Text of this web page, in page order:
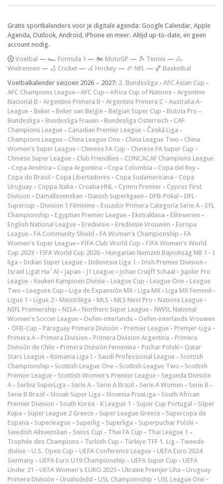
Gratis sportkalenders voor je digitale agenda: Google Calendar, Apple
Agenda, Outlook, Android, iPhone en meer. Altijd up-to-date, en geen
account nodig.
Voetbal — 🏎️ Formula 1 — 🏍 MotoGP — 🎾 Tennis — 🚴
Wielrennen — 🏏 Cricket — 🏑 Hockey — 🏈 NFL — 🏀 Basketbal
Voetbalkalender seizoen 2026 – 2027: 2. Bundesliga - AFC Asian Cup -
AFC Champions League - AFC Cup - Africa Cup of Nations - Argentine
Nacional B - Argentine Primera B - Argentine Primera C - Australia A-
League - Beker - Beker van België - Belgian Super Cup - Botola Pro -
Bundesliga - Bundesliga Frauen - Bundesliga Österreich - CAF
Champions League - Canadian Premier League - Česká Liga -
Champions League - China League One - China League Two - China
Women's Super League - Chinese FA Cup - Chinese FA Super Cup -
Chinese Super League - Club Friendlies - CONCACAF Champions League
- Copa América - Copa Argentina - Copa Colombia - Copa del Rey -
Copa do Brasil - Copa Libertadores - Copa Sudamericana - Copa
Uruguay - Coppa Italia - Croatia HNL - Cymru Premier - Cyprus First
Division - Damallsvenskan - Danish Superligaen - DFB-Pokal - DFL-
Supercup - Division 1 Féminine - Ecuador Primera Categoría Serie A - EFL
Championship - Egyptian Premier League - Ekstraklasa - Eliteserien -
English National League - Eredivisie - Eredivisie Vrouwen - Europa
League - FA Community Shield - FA Women's Championship - FA
Women's Super League - FIFA Club World Cup - FIFA Women's World
Cup 2023 - FIFA World Cup 2026 - Hungarian Nemzeti Bajnokság NB 1 - I
liga - Indian Super League - Indonesia Liga 1 - Irish Premier Division -
Israel Ligat Ha`Al - Japan - J1 League - Johan Cruijff Schaal - Jupiler Pro
League - Keuken Kampioen Divisie - League Cup - League One - League
Two - Leagues Cup - Liga de Expansión MX - Liga MX - Liga MX Femenil -
Ligue 1 - Ligue 2 - Meistriliiga - MLS - MLS Next Pro - Nations League -
NIFL Premiership - NISA - Northern Super League - NWSL National
Women's Soccer League - Oefen-interlands - Oefen-interlands Vrouwen
- ÖFB-Cup - Paraguay Primera División - Premier League - Premjer-Liga -
Primera A - Primera Division - Primera Division Argentina - Primera
División de Chile - Primera División Femenina - Puchar Polski - Qatar
Stars League - Romania Liga I - Saudi Professional League - Scottish
Championship - Scottish League One - Scottish League Two - Scottish
Premier League - Scottish Women's Premier League - Segunda División
A - Serbia SuperLiga - Serie A - Serie A Brazil - Serie A Women - Serie B -
Serie B Brazil - Slovak Super Liga - Slovenia PrvaLiga - South African
Premier Division - South Korea - K League 1 - Super Cup Portugal - Süper
Kupa - Super League 2 Greece - Super League Greece - Supercopa de
Espana - Superleague - Superlig - Superliga - Superpuchar Polski -
Swedish Allsvenskan - Swiss Cup - Thai FA Cup - Thai League 1 -
Trophée des Champions - Turkish Cup - Türkiye TFF 1. Lig - Tweede
divisie - U.S. Open Cup - UEFA Conference League - UEFA Euro 2024
Germany - UEFA Euro U19 Championship - UEFA Super Cup - UEFA
Under 21 - UEFA Women's EURO 2025 - Ukraine Premjer Liha - Uruguay
Primera División - Úrvalsdeild - USL Championship - USL League One -